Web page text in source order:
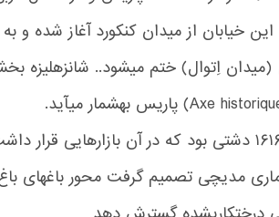
خیابان از میدان کنکورد آغاز شده و به
اِتوال) ختم میشود.. شانزهلیزه بخشی
شانز الیزه تا سال ۱۶۱۶ دشتی بود که در آن بازارهایی قرار داشت.
مدیچی تصمیم گرفت محور باغهای باغ